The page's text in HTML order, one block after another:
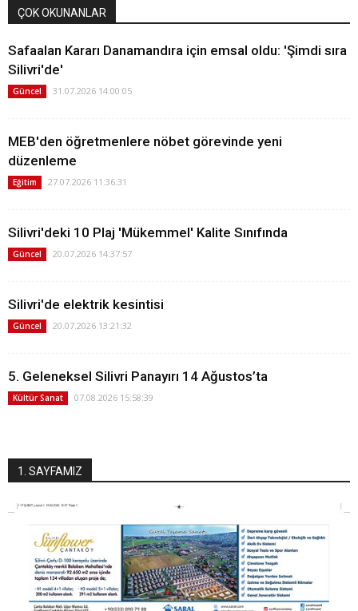
ÇOK OKUNANLAR
Safaalan Kararı Danamandıra için emsal oldu: 'Şimdi sıra
Silivri'de'
Güncel 31.07.2026 14:00:05
MEB'den öğretmenlere nöbet görevinde yeni
düzenleme
Eğitim 27.07.2026 11:36:31
Silivri'deki 10 Plaj 'Mükemmel' Kalite Sınıfında
Güncel 20.07.2026 14:37:57
Silivri'de elektrik kesintisi
Güncel 20.07.2026 13:21:32
5. Geleneksel Silivri Panayırı 14 Ağustos’ta
Kültür Sanat 07.08.2026 15:58:39
1. SAYFAMIZ